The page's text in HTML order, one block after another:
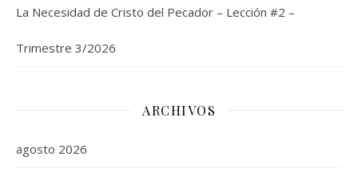
La Necesidad de Cristo del Pecador – Lección #2 –
Trimestre 3/2026
ARCHIVOS
agosto 2026